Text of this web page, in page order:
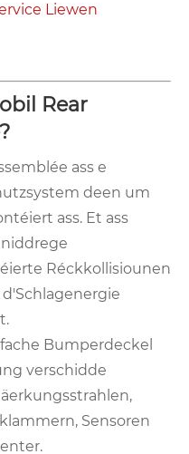
Liewen
Rear
ass e
deen um
ass. Et ass
Réckkollisiounen
Bumperdeckel
verschidde
Sensoren